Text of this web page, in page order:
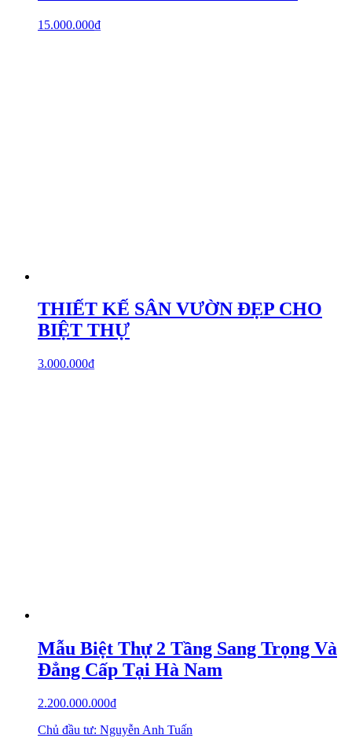
15.000.000₫
THIẾT KẾ SÂN VƯỜN ĐẸP CHO
BIỆT THỰ
3.000.000₫
Mẫu Biệt Thự 2 Tầng Sang Trọng Và
Đẳng Cấp Tại Hà Nam
2.200.000.000₫
Chủ đầu tư: Nguyễn Anh Tuấn